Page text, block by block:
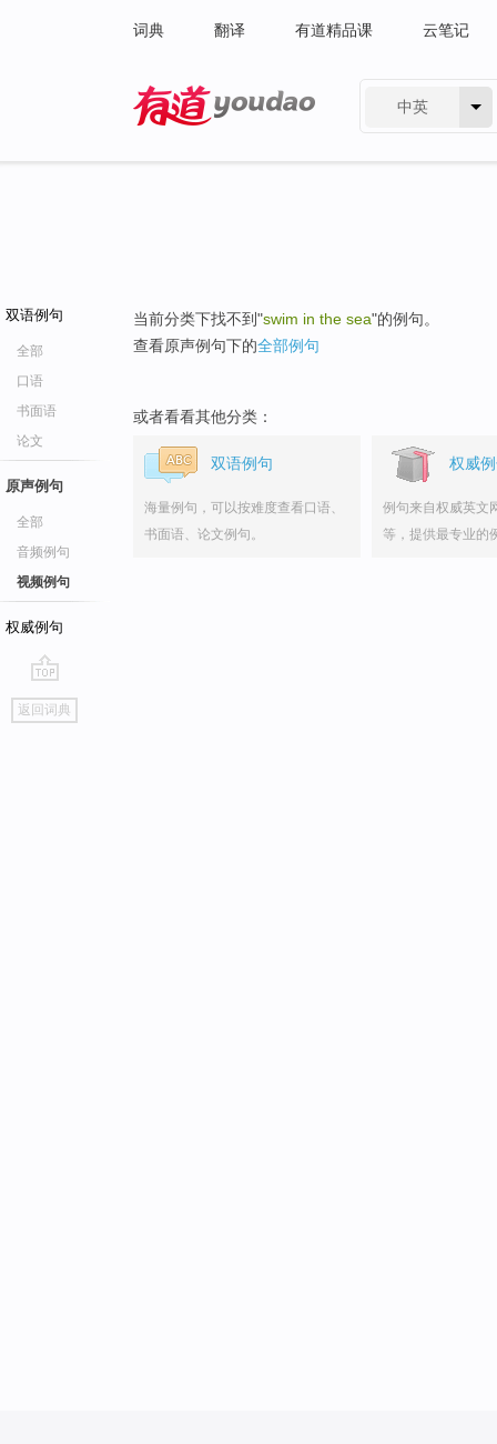
词典 翻译 有道精品课 云笔记
中英
双语例句
全部
口语
书面语
论文
原声例句
全部
音频例句
视频例句
权威例句
go
top
返回词典
当前分类下找不到"swim in the sea"的例句。
查看原声例句下的全部例句
或者看看其他分类：
双语例句
海量例句，可以按难度查看口语、
书面语、论文例句。
权威
例句来自权威英文
等，提供最专业的